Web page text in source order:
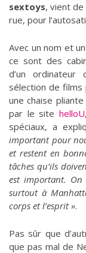
sextoys, vient
rue, pour
Avec un nom et
ce sont des
d’un
sélection de
une chaise
par le sitehelloU,
spéciaux, a
important pour
et restent en
tâches qu’ils
est important.
surtout à
corps et l’esprit ».
Pas sûr que
que pas mal de